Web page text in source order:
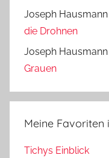
Joseph Hausmann
die Drohnen
Joseph Hausmann
Grauen
Meine Favoriten
Tichys Einblick